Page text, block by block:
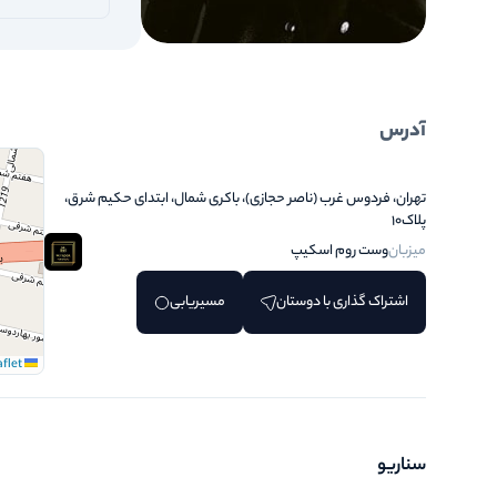
آدرس
تهران، فردوس غرب (ناصر حجازی)، باکری شمال، ابتدای حکیم شرق،
پلاک۱۰
میزبانوست روم اسکیپ
اشتراک گذاری با دوستان مسیریابی
Leaflet
سناریو